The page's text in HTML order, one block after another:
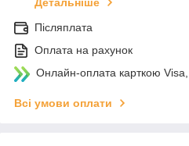
Детальніше
Післяплата
Оплата на рахунок
Онлайн-оплата карткою
Всі умови оплати